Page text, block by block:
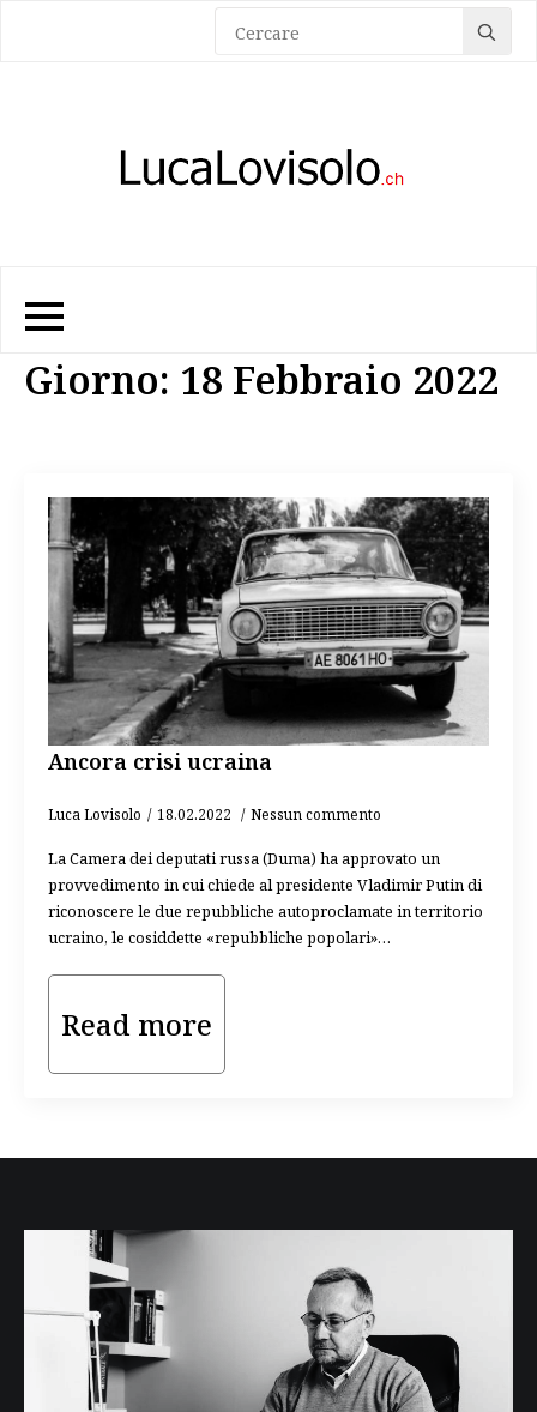
for:
Giorno: 18 Febbraio 2022
Ancora crisi ucraina
Luca Lovisolo 18.02.2022 Nessun commento
La Camera dei deputati russa (Duma) ha approvato un
provvedimento in cui chiede al presidente Vladimir Putin di
riconoscere le due repubbliche autoproclamate in territorio
ucraino, le cosiddette «repubbliche popolari»…
Read more